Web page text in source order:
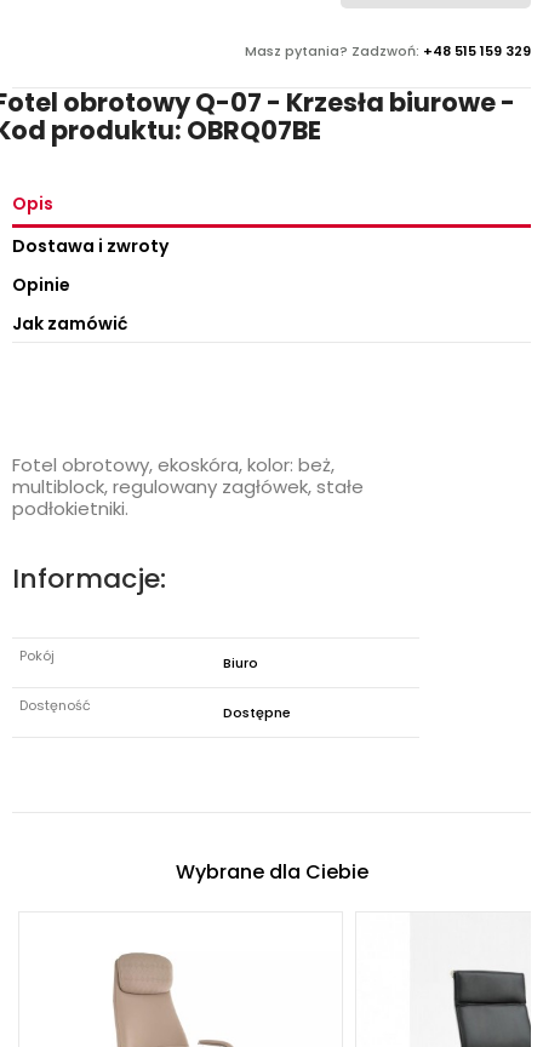
Masz pytania? Zadzwoń: +48 515 159 329
obrotowy Q-07 - Krzesła biurowe -
produktu: OBRQ07BE
Opis
Dostawa i zwroty
Opinie
Jak zamówić
Fotel obrotowy, ekoskóra, kolor: beż,
multiblock, regulowany zagłówek, stałe
podłokietniki.
Informacje:
Pokój Biuro
Dostęność Dostępne
Wybrane dla Ciebie